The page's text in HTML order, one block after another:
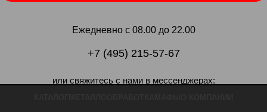
Ежедневно с 08.00 до 22.00
+7 (495) 215-57-67
или свяжитесь с нами в мессенджерах: